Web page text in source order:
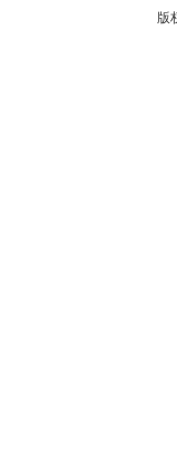
版